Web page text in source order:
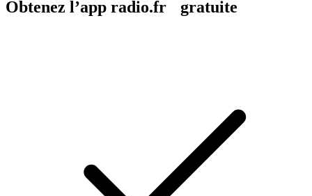
Obtenez l’app radio.fr gratuite